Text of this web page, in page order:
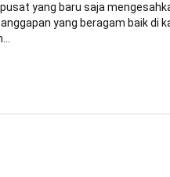
yang baru saja
yang beragam baik di